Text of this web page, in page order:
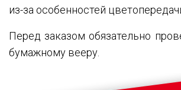
из-за особенностей
Перед заказом обязательно
бумажному вееру.